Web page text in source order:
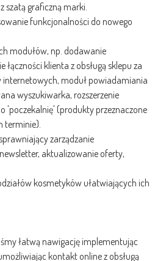
szatą graficzną marki.
funkcjonalności do nowego
modułów, np. dodawanie
klienta z obsługą sklepu za
moduł powiadamiania
wyszukiwarka, rozszerzenie
'poczekalnię' (produkty przeznaczone
terminie).
zarządzanie
aktualizowanie oferty,
kosmetyków ułatwiających ich
łatwą nawigację implementując
kontakt online z obsługą